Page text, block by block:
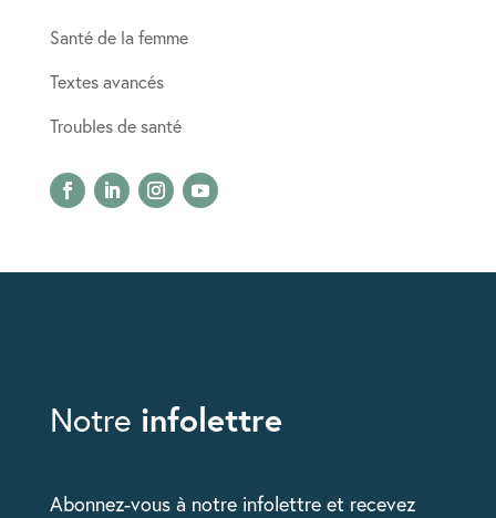
Santé de la femme
Textes avancés
Troubles de santé
Notre infolettre
Abonnez-vous à notre infolettre et recevez